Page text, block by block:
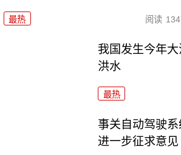
最热 阅读
我国发生今年
洪水
最热
事关自动驾驶
进一步征求意见